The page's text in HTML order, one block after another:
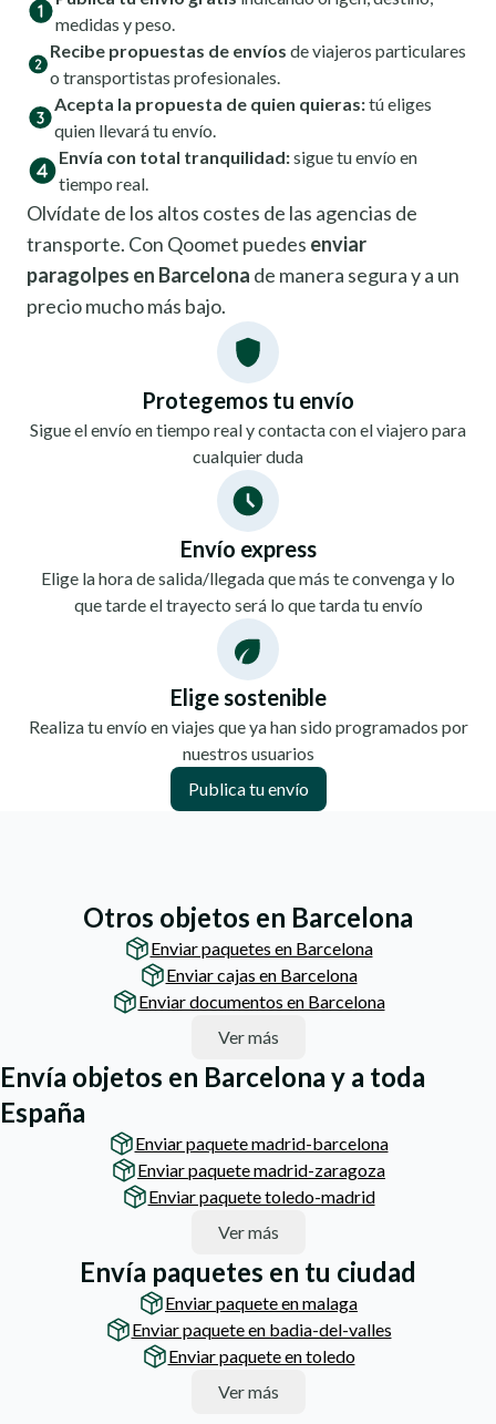
medidas y peso.
Recibe propuestas de envíos de viajeros particulares
o transportistas profesionales.
Acepta la propuesta de quien quieras:tú eliges
quien llevará tu envío.
Envía con total tranquilidad:sigue tu envío en
tiempo real.
Olvídate de los altos costes de las agencias de
transporte. Con Qoomet puedes enviar
paragolpes en Barcelona de manera segura y a un
precio mucho más bajo.
Protegemos tu envío
Sigue el envío en tiempo real y contacta con el viajero para
cualquier duda
Envío express
Elige la hora de salida/llegada que más te convenga y lo
que tarde el trayecto será lo que tarda tu envío
Elige sostenible
Realiza tu envío en viajes que ya han sido programados por
nuestros usuarios
Publica tu envío
Otros objetos en Barcelona
Enviar paquetes en Barcelona
Enviar cajas en Barcelona
Enviar documentos en Barcelona
Ver más
Envía objetos en Barcelona y a toda
España
Enviar paquete madrid-barcelona
Enviar paquete madrid-zaragoza
Enviar paquete toledo-madrid
Ver más
Envía paquetes en tu ciudad
Enviar paquete en malaga
Enviar paquete en badia-del-valles
Enviar paquete en toledo
Ver más